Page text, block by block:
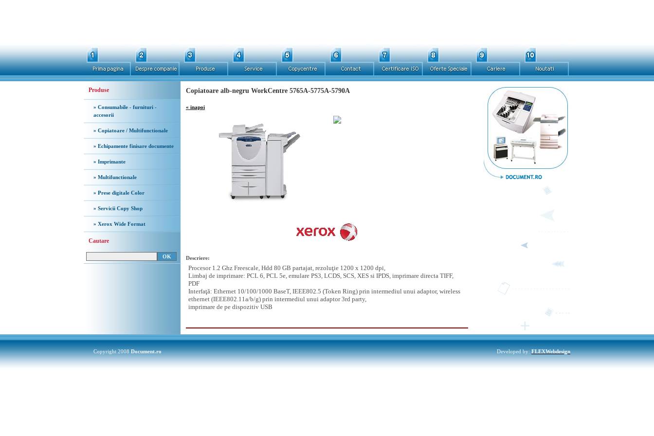
Produse
» Consumabile - furnituri -
accesorii
» Copiatoare / Multifunctionale
» Echipamente finisare documente
» Imprimante
» Multifunctionale
» Prese digitale Color
» Servicii Copy Shop
» Xerox Wide Format
Cautare
Copiatoare alb-negru WorkCentre 5765A-5775A-5790A
« inapoi
Descriere:
Procesor 1.2 Ghz Freescale, Hdd 80 GB partajat, rezoluţie 1200 x 1200 dpi,
Limbaj de imprimare: PCL 6, PCL 5e, emulare PS3, LCDS, SCS, XES si IPDS, imprimare directa TIFF,
PDF
Interfaţă: Ethernet 10/100/1000 BaseT, IEEE802.5 (Token Ring) prin intermediul unui adaptor, wireless
ethernet (IEEE802.11a/b/g) prin intermediul unui adaptor 3rd party,
imprimare de pe dispozitiv USB
Copyright 2008Document.ro Developed by:FLEXWebdesign